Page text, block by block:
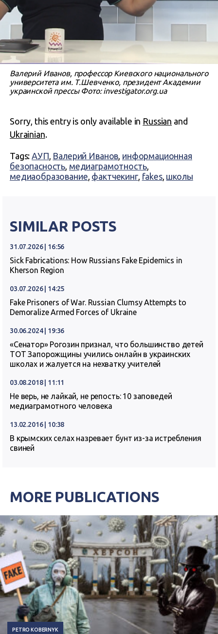
Валерий Иванов, профессор Киевского национального
университета им. Т.Шевченко, президент Академии
украинской прессы Фото: investigator.org.ua
Sorry, this entry is only available in Russian and
Ukrainian.
Tags:АУП, Валерий Иванов, информационная
безопасность, медиаграмотность,
медиаобразование, фактчекинг, fakes, школы
SIMILAR POSTS
31.07.2026 | 16:56
Sick Fabrications: How Russians Fake Epidemics in
Kherson Region
03.07.2026 | 14:25
Fake Prisoners of War. Russian Clumsy Attempts to
Demoralize Armed Forces of Ukraine
30.06.2024 | 19:36
«Сенатор» Рогозин признал, что большинство детей
ТОТ Запорожщины учились онлайн в украинских
школах и жалуется на нехватку учителей
03.08.2018 | 11:11
Не верь, не лайкай, не репость: 10 заповедей
медиаграмотного человека
13.02.2016 | 10:38
В крымских селах назревает бунт из-за истребления
свиней
MORE PUBLICATIONS
PETRO KOBERNYK